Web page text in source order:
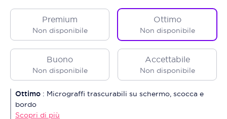
Premium
Non disponibile
Ottimo
Non disponibile
Buono
Non disponibile
Accettabile
Non disponibile
Ottimo : Micrograffi trascurabili su schermo, scocca e
bordo
Scopri di più